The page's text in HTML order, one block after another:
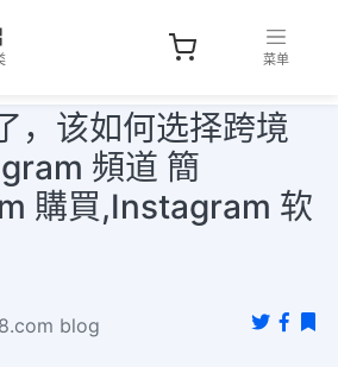
菜单
，该如何选择跨境
頻道 簡
購買,Instagram 软
blog